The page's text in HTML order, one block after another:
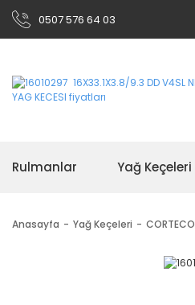
0507 576 64 03
Rulmanlar Yağ Keçeleri
Anasayfa Yağ Keçeleri CORTECO